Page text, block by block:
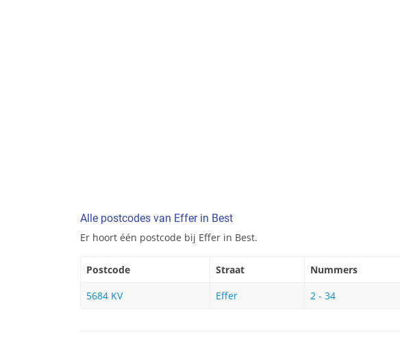
Alle postcodes van Effer in Best
Er hoort één postcode bij Effer in Best.
Postcode Straat
Nummers
5684 KV
Effer 2 - 34